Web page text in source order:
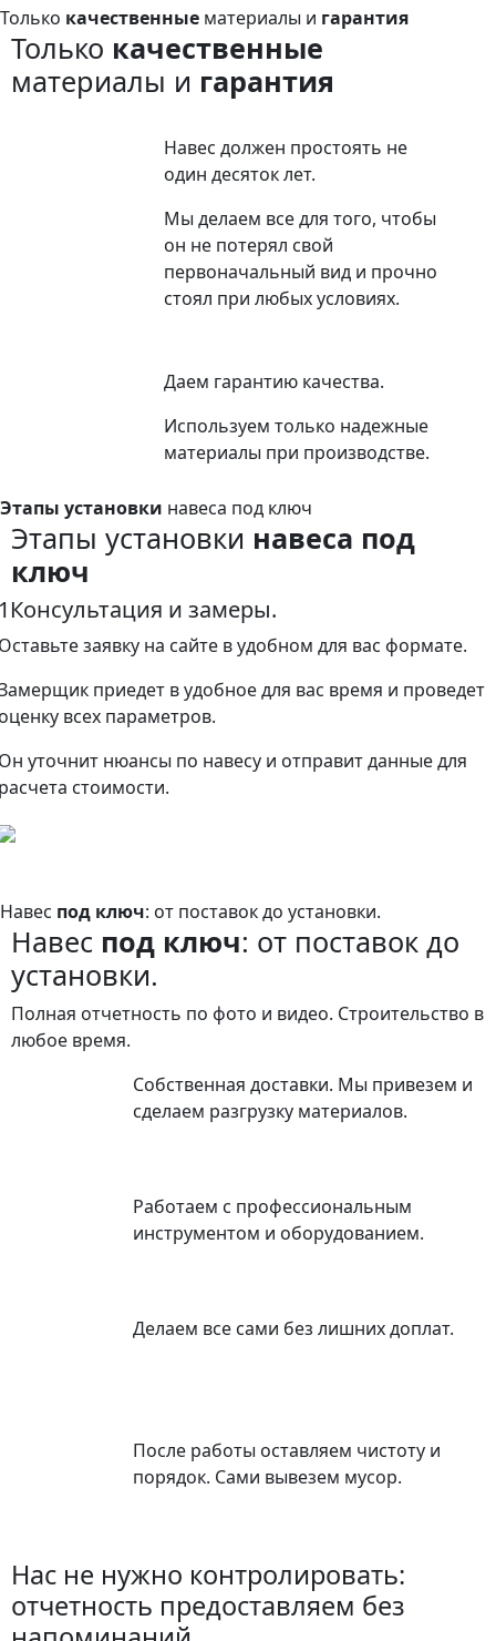
Только качественные материалы и гарантия
Только качественные
материалы и гарантия
Навес должен простоять не
один десяток лет.
Мы делаем все для того, чтобы
он не потерял свой
первоначальный вид и прочно
стоял при любых условиях.
Даем гарантию качества.
Используем только надежные
материалы при производстве.
Этапы установки навеса под ключ
Этапы установки навеса под
ключ
Консультация и замеры.
заявку на сайте в удобном для вас формате.
приедет в удобное для вас время и проведет
всех параметров.
уточнит нюансы по навесу и отправит данные для
стоимости.
Навес под ключ: от поставок до установки.
Навес под ключ: от поставок до
установки.
Полная отчетность по фото и видео. Строительство в
любое время.
Собственная доставки. Мы привезем и
сделаем разгрузку материалов.
Работаем с профессиональным
инструментом и оборудованием.
Делаем все сами без лишних доплат.
После работы оставляем чистоту и
порядок. Сами вывезем мусор.
Нас не нужно контролировать:
отчетность предоставляем без